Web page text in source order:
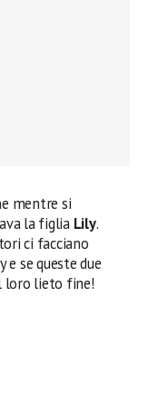
mentre si
la figlia Lily.
ci facciano
se queste due
loro lieto fine!